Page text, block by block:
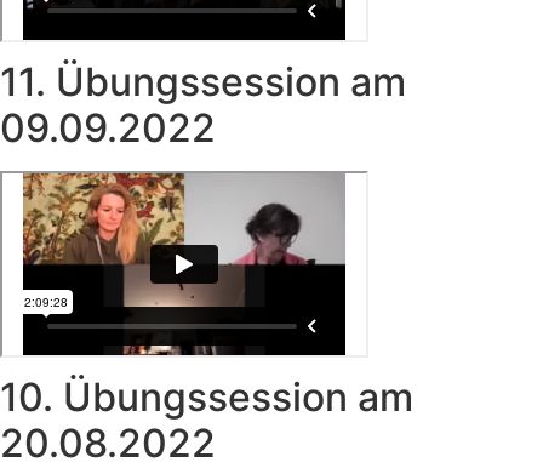
11. Übungssession am
09.09.2022
10. Übungssession am
20.08.2022